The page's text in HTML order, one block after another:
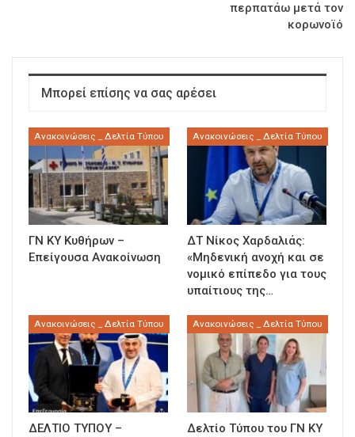
περπατάω μετά τον
κορωνοϊό
Μπορεί επίσης να σας αρέσει
Ανακοινώσεις _ Δελτία Τύπου
ΓΝ ΚΥ Κυθήρων –
Επείγουσα Ανακοίνωση
Ανακοινώσεις _ Δελτία Τύπου
ΔΤ Νίκος Χαρδαλιάς:
«Μηδενική ανοχή και σε
νομικό επίπεδο για τους
υπαίτιους της…
Ανακοινώσεις _ Δελτία Τύπου
ΔΕΛΤΙΟ ΤΥΠΟΥ –
Ανακοινώσεις _ Δελτία Τύπου
Δελτίο Τύπου του ΓΝ ΚΥ